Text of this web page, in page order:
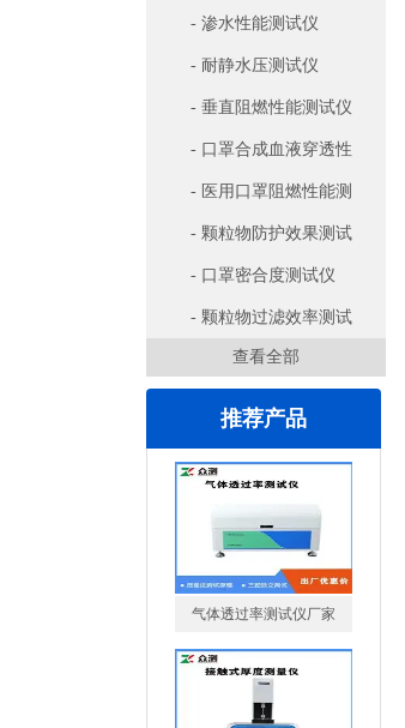
差检测仪- 渗水性能测试仪
- 耐静水压测试仪
- 垂直阻燃性能测试仪
- 口罩合成血液穿透性
测试仪- 医用口罩阻燃性能测
- 颗粒物防护效果测试
- 口罩密合度测试仪
- 颗粒物过滤效率测试
查看全部
推荐产品
气体透过率测试仪厂家